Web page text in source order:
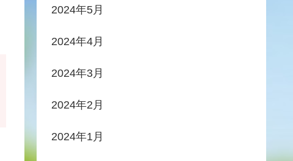
2024年5月
2024年4月
2024年3月
2024年2月
2024年1月